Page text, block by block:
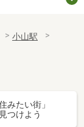
小山駅
住みたい街」
つけよう